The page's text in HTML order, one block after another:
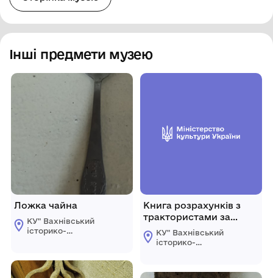
Інші предмети музею
Ложка чайна
КУ" Вахнівський
історико-
селищної ради"
Книга розрахунків з
трактористами за
1952р.
КУ" Вахнівський
історико-
селищної ради"